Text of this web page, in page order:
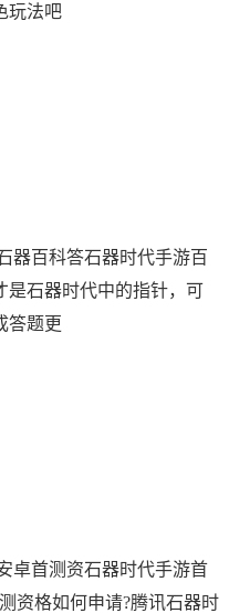
玩法吧
百科答石器时代手游百
是石器时代中的指针，可
答题更
首测资石器时代手游首
资格如何申请?腾讯石器时